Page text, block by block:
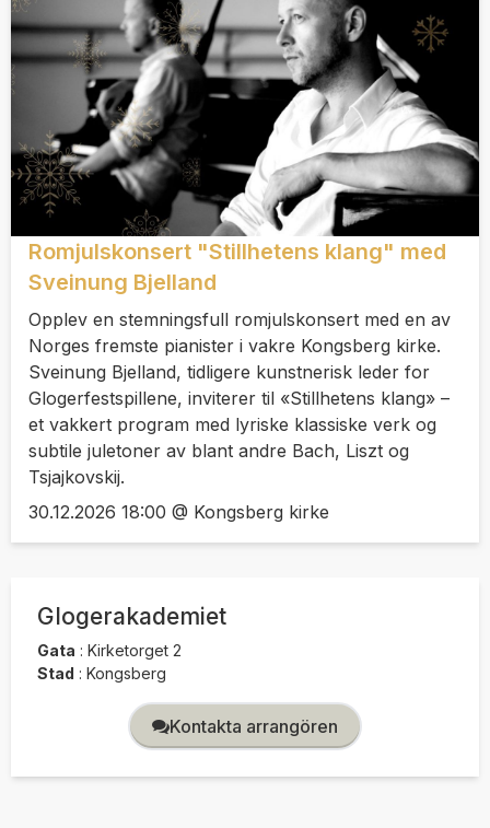
Romjulskonsert "Stillhetens klang" med
Sveinung Bjelland
Opplev en stemningsfull romjulskonsert med en av
Norges fremste pianister i vakre Kongsberg kirke.
Sveinung Bjelland, tidligere kunstnerisk leder for
Glogerfestspillene, inviterer til «Stillhetens klang» –
et vakkert program med lyriske klassiske verk og
subtile juletoner av blant andre Bach, Liszt og
Tsjajkovskij.
30.12.2026 18:00 @ Kongsberg kirke
Glogerakademiet
Gata : Kirketorget 2
Stad : Kongsberg
Kontakta arrangören